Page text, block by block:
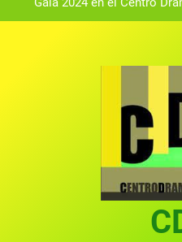
Gala 2024 en el Centro
convocado por el Centro
Gala anual virtual del
Gala del Centro
Gala 2024 en el Centro
Textos
Francisco Nieva de
convocado por el Centro
Gala anual virtual del